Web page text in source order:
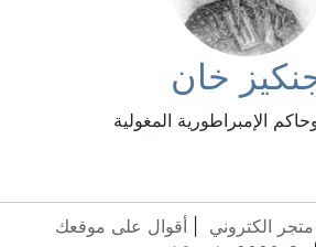
خان
الإمبراطورية المغولية
الكتروني
أقوال على موقعك